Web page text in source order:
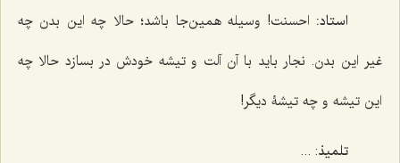
استاد: احسنت! وسیله همین‌جا باشد؛ حالا چه این بدن چه
غیر این بدن. نجار باید با آن آلت و تیشه خودش در بسازد حالا چه
این تیشه و چه تیشۀ دیگر!
تلمیذ: ...